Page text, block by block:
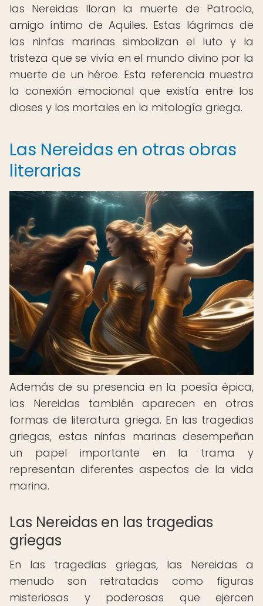
las Nereidas lloran la muerte de Patroclo,
amigo íntimo de Aquiles. Estas lágrimas de
las ninfas marinas simbolizan el luto y la
tristeza que se vivía en el mundo divino por la
muerte de un héroe. Esta referencia muestra
la conexión emocional que existía entre los
dioses y los mortales en la mitología griega.
Las Nereidas en otras obras
literarias
Además de su presencia en la poesía épica,
las Nereidas también aparecen en otras
formas de literatura griega. En las tragedias
griegas, estas ninfas marinas desempeñan
un papel importante en la trama y
representan diferentes aspectos de la vida
marina.
Las Nereidas en las tragedias
griegas
En las tragedias griegas, las Nereidas a
menudo son retratadas como figuras
misteriosas y poderosas que ejercen